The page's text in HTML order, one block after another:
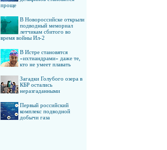
проще
В Новороссийске открыли
подводный мемориал
летчикам сбитого во
время войны Ил-2
В Истре становятся
«ихтиандрами» даже те,
кто не умеет плавать
Загадки Голубого озера в
КБР остались
неразгаданными
Первый российский
комплекс подводной
добычи газа